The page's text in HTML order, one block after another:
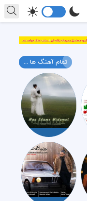
تمام آهنگ ها ...